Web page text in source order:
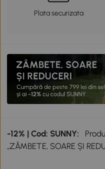
Plata securizata
-12% | Cod: SUNNY:
„ZÂMBETE, SOARE ȘI
produse participante în